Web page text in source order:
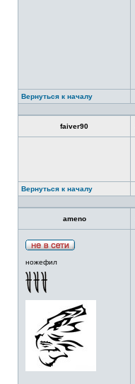
Вернуться к началу
faiver90
Вернуться к началу
ameno
ножефил